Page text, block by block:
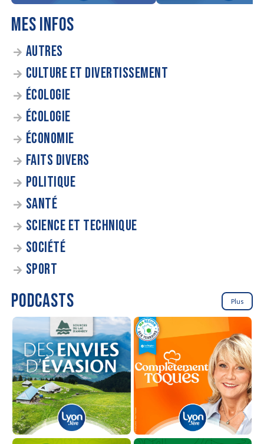
MES INFOS
AUTRES
CULTURE ET DIVERTISSEMENT
ÉCOLOGIE
ÉCOLOGIE
ÉCONOMIE
FAITS DIVERS
POLITIQUE
SANTÉ
SCIENCE ET TECHNIQUE
SOCIÉTÉ
SPORT
PODCASTS Plus